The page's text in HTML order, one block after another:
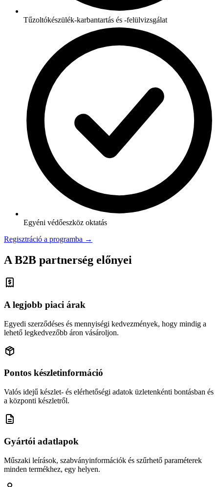
Tűzoltókészülék-karbantartás és -felülvizsgálat
Egyéni védőeszköz oktatás
Regisztráció a programba →
A B2B partnerség előnyei
A legjobb piaci árak
Egyedi szerződéses és mennyiségi kedvezmények, hogy mindig a
lehető legkedvezőbb áron vásároljon.
Pontos készletinformáció
Valós idejű készlet- és elérhetőségi adatok üzletenkénti bontásban és
a központi készletről.
Gyártói adatlapok
Műszaki leírások, szabványinformációk és szűrhető paraméterek
minden termékhez, egy helyen.